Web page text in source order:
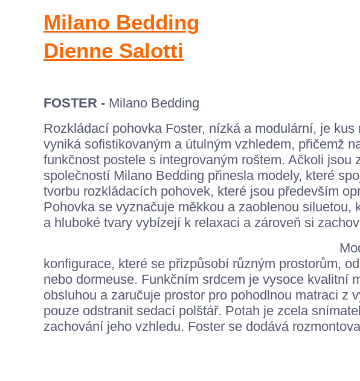
Milano Bedding
Dienne Salotti
FOSTER - Milano Bedding
Rozkládací pohovka Foster, nízká a modulární, je kus
vyniká sofistikovaným a útulným vzhledem, přičemž
funkčnost postele s integrovaným roštem. Ačkoli
společností Milano Bedding přinesla modely, které
tvorbu rozkládacích pohovek, které jsou především
Pohovka se vyznačuje měkkou a zaoblenou
a hluboké tvary vybízejí k relaxaci a zároveň si
konfigurace, které se přizpůsobí různým prostorům,
nebo dormeuse. Funkčním srdcem je vysoce kvalitní
obsluhou a zaručuje prostor pro pohodlnou matraci z
pouze odstranit sedací polštář. Potah je zcela
zachování jeho vzhledu. Foster se dodává